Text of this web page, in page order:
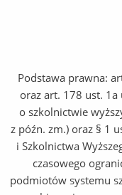
Podstawa prawna:
oraz art. 178 ust.
o szkolnictwie
z późn. zm.) oraz § 1
i Szkolnictwa
czasowego
podmiotów systemu